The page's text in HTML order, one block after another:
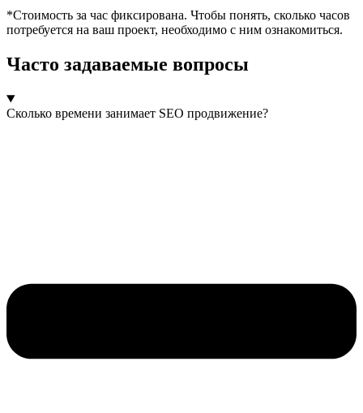
*Стоимость за час фиксирована. Чтобы понять, сколько часов
потребуется на ваш проект, необходимо с ним ознакомиться.
Часто задаваемые вопросы
Сколько времени занимает SEO продвижение?